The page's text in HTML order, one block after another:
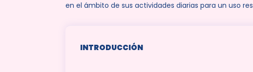
en el ámbito de sus actividades diarias para un uso
INTRODUCCIÓN